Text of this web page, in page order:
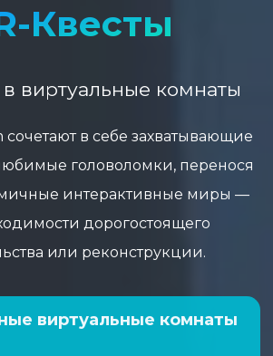
Квесты
в виртуальные комнаты
сочетают в себе захватывающие
головоломки, перенося
интерактивные миры —
дорогостоящего
или реконструкции.
виртуальные комнаты